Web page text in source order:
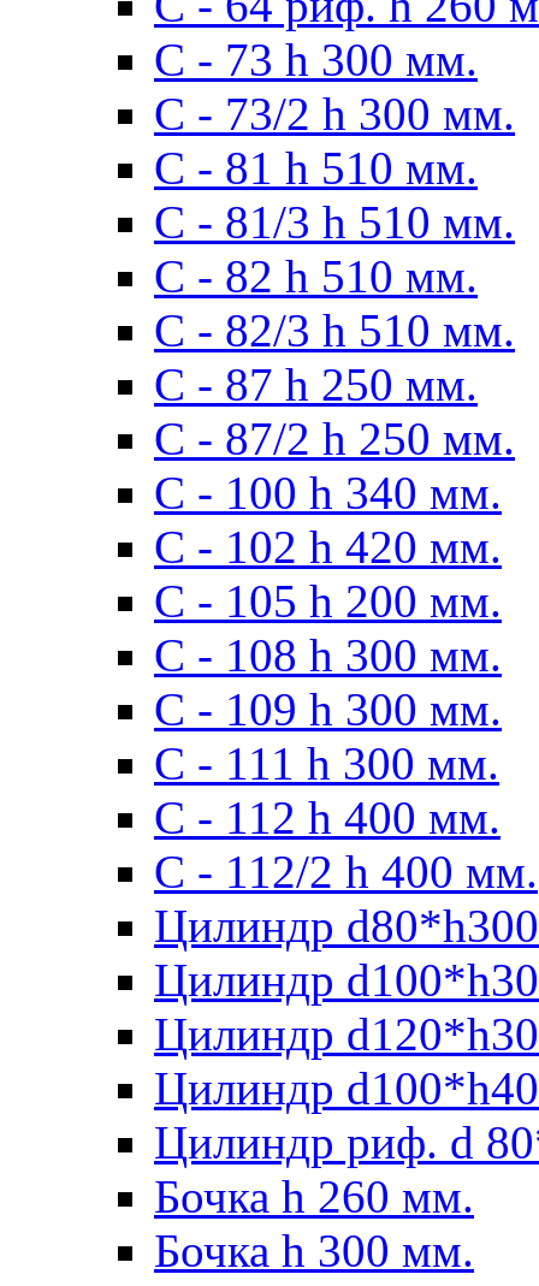
С - 73 h 300 мм.
С - 73/2 h 300 мм.
С - 81 h 510 мм.
С - 81/3 h 510 мм.
С - 82 h 510 мм.
С - 82/3 h 510 мм.
С - 87 h 250 мм.
С - 87/2 h 250 мм.
С - 100 h 340 мм.
C - 102 h 420 мм.
С - 105 h 200 мм.
С - 108 h 300 мм.
С - 109 h 300 мм.
С - 111 h 300 мм.
C - 112 h 400 мм.
С - 112/2 h 400 мм.
Цилиндр
Цилиндр
Цилиндр
Цилиндр
Цилиндр риф. d
Бочка h 260 мм.
Бочка h 300 мм.